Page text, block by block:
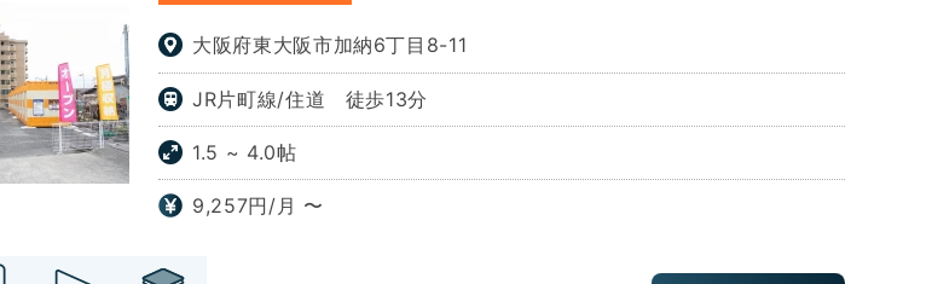
大阪府東大阪市加納6丁目8-11
JR片町線/住道 徒歩13分
1.5 ~ 4.0帖
9,257円/月 〜